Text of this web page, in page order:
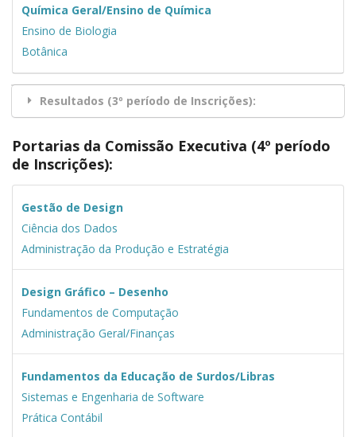
Química Geral/Ensino de Química
Ensino de Biologia
Botânica
Resultados (3º período de Inscrições):
Portarias da Comissão Executiva (4º período
de Inscrições):
Gestão de Design
Ciência dos Dados
Administração da Produção e Estratégia
Design Gráfico – Desenho
Fundamentos de Computação
Administração Geral/Finanças
Fundamentos da Educação de Surdos/Libras
Sistemas e Engenharia de Software
Prática Contábil